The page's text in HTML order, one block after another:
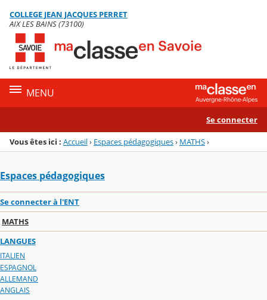
Menu de la rubrique
Contenu
COLLEGE JEAN JACQUES PERRET
AIX LES BAINS (73100)
MENU
Se connecter
Vous êtes ici : Accueil› Espaces pédagogiques› MATHS›
Espaces pédagogiques
Se connecter à l'ENT
MATHS
LANGUES
ITALIEN
ESPAGNOL
ALLEMAND
ANGLAIS